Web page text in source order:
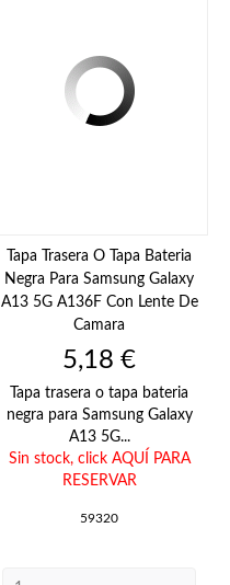
Tapa Trasera O Tapa Bateria
Negra Para Samsung Galaxy
A13 5G A136F Con Lente De
Camara
Precio
5,18 €
Tapa trasera o tapa bateria
negra para Samsung Galaxy
A13 5G...
Sin stock, click AQUÍ PARA
RESERVAR
59320